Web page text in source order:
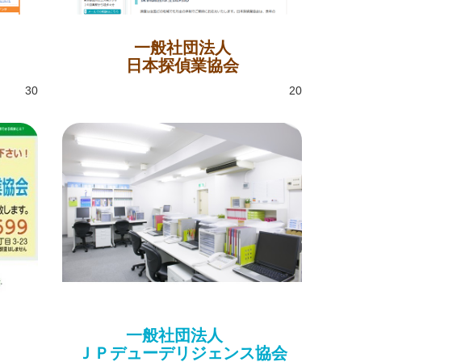
30
一般社団法人
日本探偵業協会
20
一般社団法人
ＪＰデューデリジェンス協会